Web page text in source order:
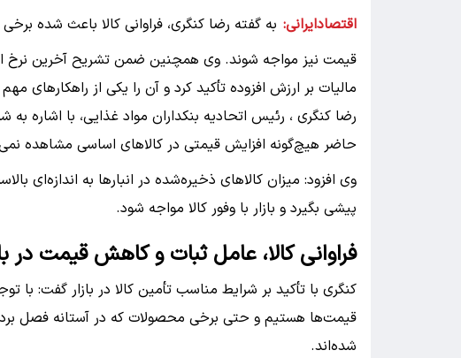
اقتصادایرانی: به گفته رضا کنگری، فراوانی کالا باعث شده
قیمت نیز مواجه شوند. وی همچنین ضمن تشریح آخرین نرخ
مالیات بر ارزش افزوده تأکید کرد و آن را یکی از راهکارهای
رضا کنگری ، رئیس اتحادیه بنکداران مواد غذایی، با اشاره به
حاضر هیچ‌گونه افزایش قیمتی در کالاهای اساسی مشاهده
وی افزود: میزان کالاهای ذخیره‌شده در انبارها به
پیشی بگیرد و بازار با وفور کالا مواجه شود.
فراوانی کالا، عامل ثبات و کاهش قیمت در
کنگری با تأکید بر شرایط مناسب تأمین کالا در بازار گفت: با
قیمت‌ها هستیم و حتی برخی محصولات که در آستانه فصل
شده‌اند.